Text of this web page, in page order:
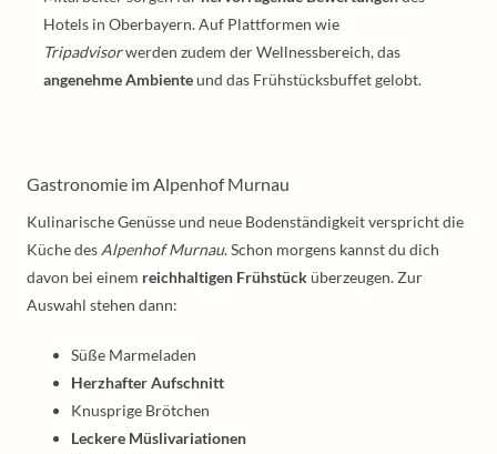
Hotels in Oberbayern. Auf Plattformen wie
Tripadvisorwerden zudem der Wellnessbereich, das
angenehme Ambienteund das Frühstücksbuffet gelobt.
Gastronomie im Alpenhof Murnau
Kulinarische Genüsse und neue Bodenständigkeit verspricht die
Küche des Alpenhof Murnau. Schon morgens kannst du dich
davon bei einem reichhaltigen Frühstücküberzeugen. Zur
Auswahl stehen dann:
Süße Marmeladen
Herzhafter Aufschnitt
Knusprige Brötchen
Leckere Müslivariationen